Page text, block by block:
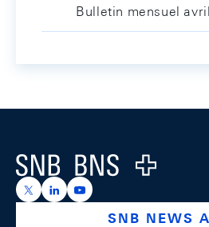
Bulletin mensuel
Logo
https://x.com/snb_bns
https://ch.linkedin.com/
https://
SNB NEWS